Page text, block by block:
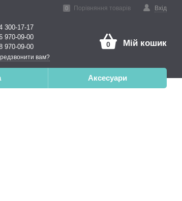
Вхід
0 Порівняння товарів
300-17-17
970-09-00
970-09-00
вам?
0 Мій кошик
Аксесуари